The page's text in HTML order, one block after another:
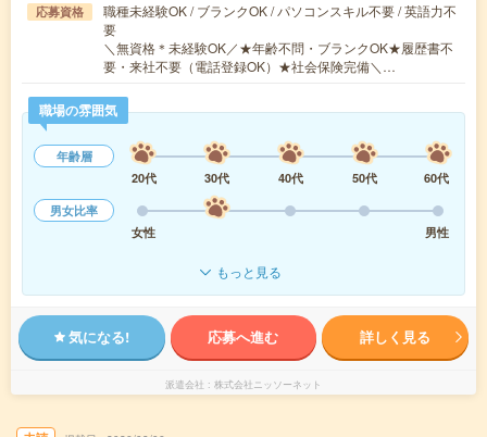
応募資格
職種未経験OK / ブランクOK / パソコンスキル不要 / 英語力不
要
＼無資格＊未経験OK／★年齢不問・ブランクOK★履歴書不
要・来社不要（電話登録OK）★社会保険完備＼…
職場の雰囲気
年齢層
20代
30代 40代 50代
60代
男女比率
女性
男性
もっと見る
気になる! 応募へ進む 詳しく見る
派遣会社 株式会社ニッソーネット